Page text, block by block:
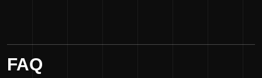
FAQ